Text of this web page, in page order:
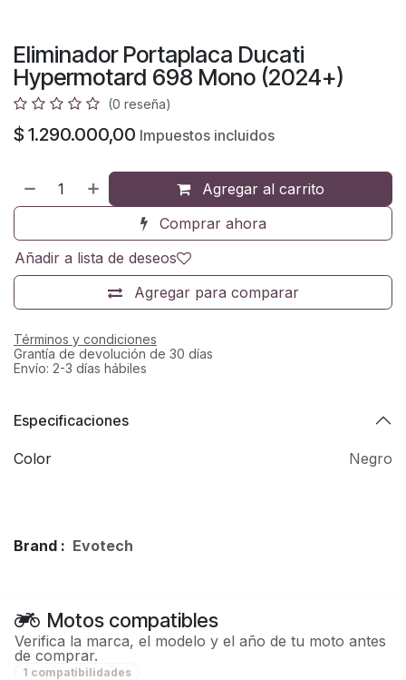
Eliminador Portaplaca Ducati
Hypermotard 698 Mono (2024+)
(0 reseña)
$ 1.290.000,00 Impuestos incluidos
Agregar al carrito
Comprar ahora
Agregar para comparar
Añadir a lista de deseos
Términos y condiciones
Grantía de devolución de 30 días
Envío: 2-3 días hábiles
Especificaciones
Color Negro
Brand : Evotech
Motos compatibles
Verifica la marca, el modelo y el año de tu moto antes
de comprar.
1 compatibilidades